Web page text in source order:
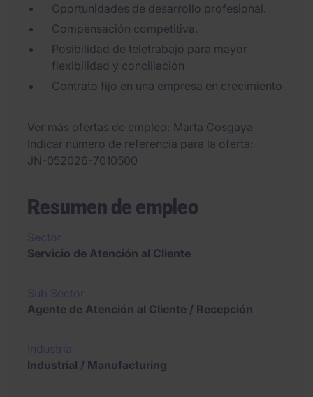
Oportunidades de desarrollo profesional.
Compensación competitiva.
Posibilidad de teletrabajo para mayor
flexibilidad y conciliación
Contrato fijo en una empresa en crecimiento
Ver más ofertas de empleo
Marta Cosgaya
Indicar número de referencia para la oferta
JN-052026-7010500
Resumen de empleo
Servicio de Atención al Cliente
Agente de Atención al Cliente / Recepción
Industrial / Manufacturing